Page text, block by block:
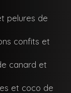
pelures de
confits et
canard et
et coco de